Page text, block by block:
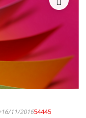
16/11/201654445